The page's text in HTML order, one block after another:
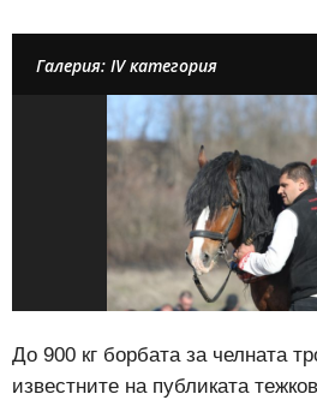
Галерия: IV категория
До 900 кг борбата за челната
известните на публиката